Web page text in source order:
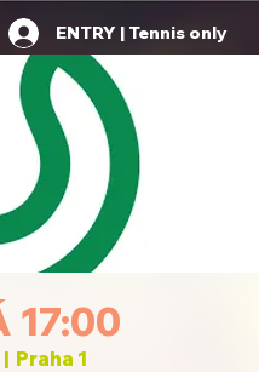
ENTRY | Tennis only
17:00
|
Praha 1